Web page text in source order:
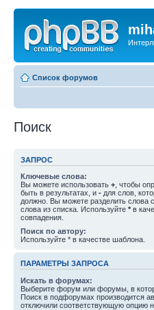
Список форумов
Поиск
ЗАПРОС
Ключевые слова:
Вы можете использовать + , чтобы
быть в результатах, и - для слов,
должно. Вы можете разделить слова
слова из списка. Используйте * в
совпадения.
Поиск по автору:
Используйте * в качестве шаблона.
ПАРАМЕТРЫ ЗАПРОСА
Искать в форумах:
Выберите форум или форумы, в
Поиск в подфорумах производится
отключили соответствующую опцию